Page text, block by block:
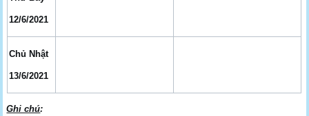
12/6/2021
Chủ Nhật
13/6/2021
Ghi chú: